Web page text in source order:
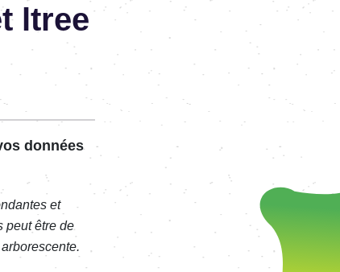
ltree
données
et
peut être de